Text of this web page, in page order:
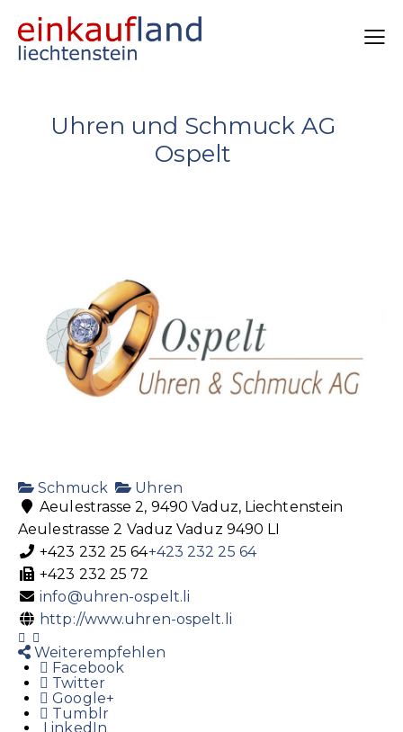
Uhren und Schmuck AG
Ospelt
Schmuck
Uhren
Aeulestrasse 2, 9490 Vaduz, Liechtenstein
Aeulestrasse 2 Vaduz Vaduz 9490 LI
+423 232 25 64+423 232 25 64
+423 232 25 72
info@uhren-ospelt.li
http://www.uhren-ospelt.li
Weiterempfehlen
Facebook
Twitter
Google+
Tumblr
LinkedIn